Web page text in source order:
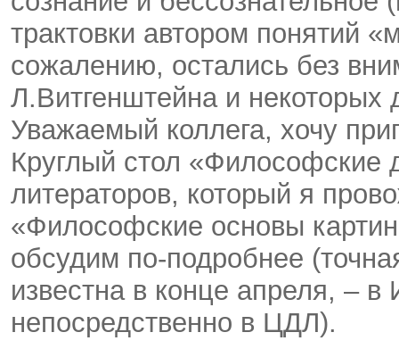
трактовки автором понятий
сожалению, остались без
Л.Витгенштейна и некоторых
Уважаемый коллега, хочу
Круглый стол «Философские
литераторов, который я
«Философские основы
обсудим по-подробнее
известна в конце апреля, –
непосредственно в ЦДЛ).